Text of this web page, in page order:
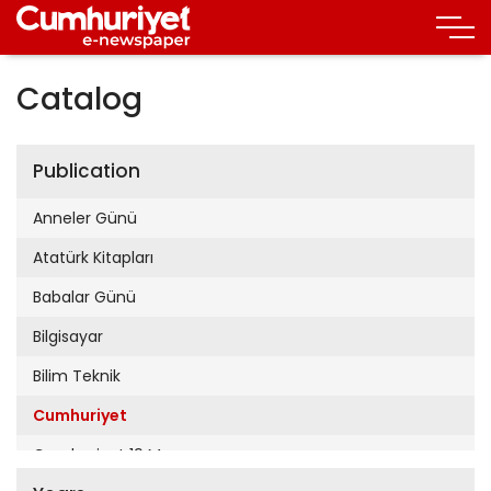
Catalog
Publication
Anneler Günü
Atatürk Kitapları
Babalar Günü
Bilgisayar
Bilim Teknik
Cumhuriyet
Cumhuriyet 19 Mayıs